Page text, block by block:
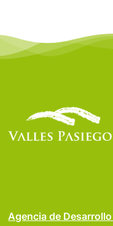
Agencia de